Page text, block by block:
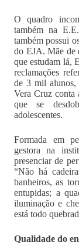
O quadro
também na
também possui
do EJA. Mãe de
que estudam lá,
reclamações
de 3 mil alunos,
Vera Cruz conta
que se
adolescentes.
Formada em
gestora na
presenciar de
“Não há
banheiros, as
entupidas; a
iluminação e
está todo
Qualidade do